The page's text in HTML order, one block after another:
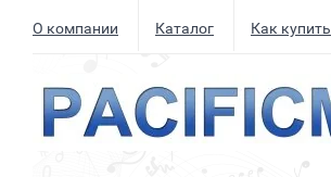
О компании Каталог Как купить